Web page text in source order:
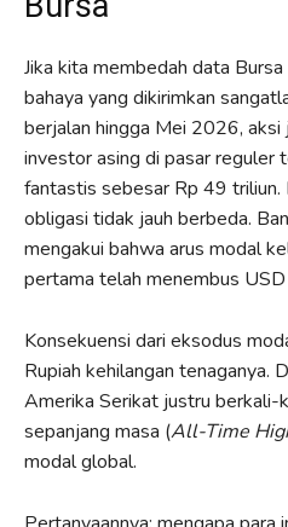
Jika kita membedah data
bahaya yang dikirimkan
berjalan hingga Mei 2026, aksi
investor asing di pasar reguler
fantastis sebesar Rp 49 triliun.
obligasi tidak jauh berbeda.
mengakui bahwa arus modal
pertama telah menembus
Konsekuensi dari eksodus
Rupiah kehilangan tenaganya.
Amerika Serikat justru
sepanjang masa (All-Time
modal global.